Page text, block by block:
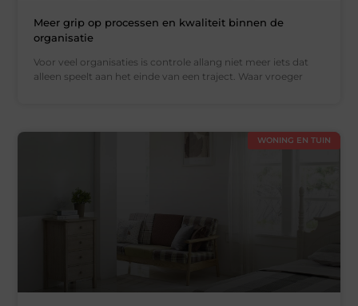
Meer grip op processen en kwaliteit binnen de
organisatie
Voor veel organisaties is controle allang niet meer iets dat
alleen speelt aan het einde van een traject. Waar vroeger
WONING EN TUIN